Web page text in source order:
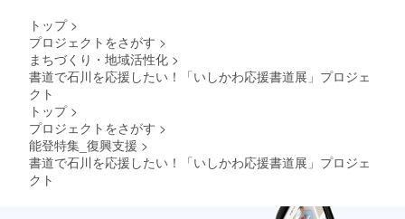
トップ >
プロジェクトをさがす >
まちづくり・地域活性化 >
書道で石川を応援したい！「いしかわ応援書道展」プロジェ
クト
トップ >
プロジェクトをさがす >
能登特集_復興支援 >
書道で石川を応援したい！「いしかわ応援書道展」プロジェ
クト